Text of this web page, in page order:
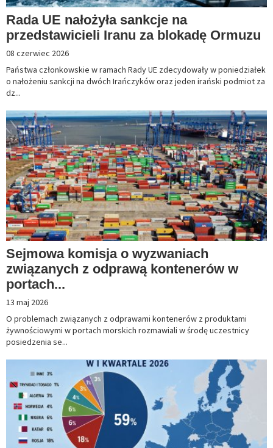
Rada UE nałożyła sankcje na
przedstawicieli Iranu za blokadę Ormuzu
08 czerwiec 2026
Państwa członkowskie w ramach Rady UE zdecydowały w poniedziałek
o nałożeniu sankcji na dwóch Irańczyków oraz jeden irański podmiot za
dz...
Sejmowa komisja o wyzwaniach
związanych z odprawą kontenerów w
portach...
13 maj 2026
O problemach związanych z odprawami kontenerów z produktami
żywnościowymi w portach morskich rozmawiali w środę uczestnicy
posiedzenia se...